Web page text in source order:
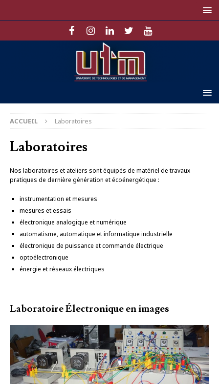
ACCUEIL Laboratoires
Laboratoires
Nos laboratoires et ateliers sont équipés de matériel de travaux
pratiques de dernière génération et écoénergétique :
instrumentation et mesures
mesures et essais
électronique analogique et numérique
automatisme, automatique et informatique industrielle
électronique de puissance et commande électrique
optoélectronique
énergie et réseaux électriques
Laboratoire Électronique en images